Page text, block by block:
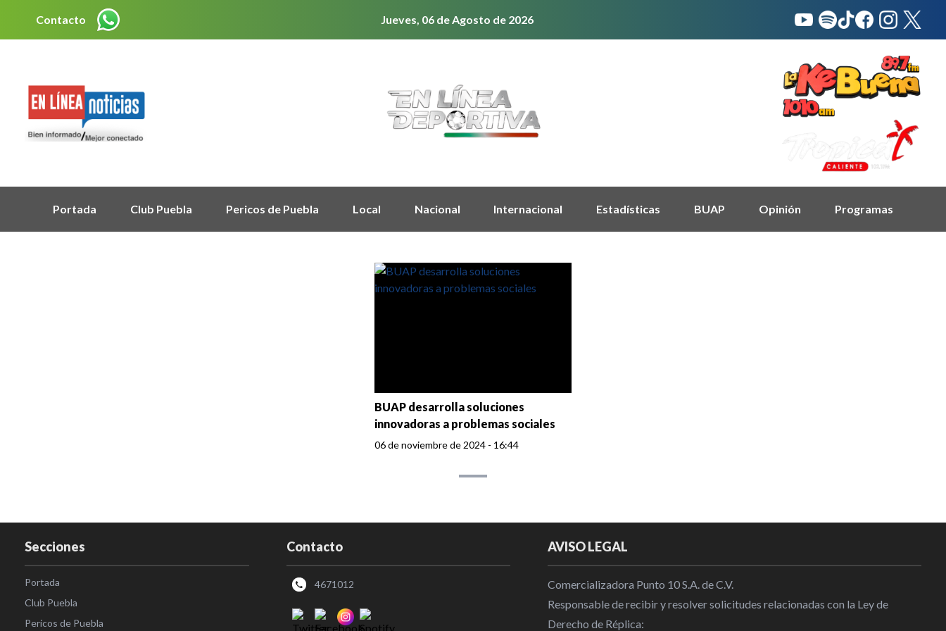
Contacto Jueves, 06 de Agosto de 2026
Portada Club Puebla Pericos de Puebla Local Nacional Internacional Estadísticas BUAP Opinión Programas
BUAP desarrolla soluciones
innovadoras a problemas sociales
06 de noviembre de 2024 - 16:44
Secciones
Portada
Club Puebla
Pericos de Puebla
Contacto
4671012
AVISO LEGAL
Comercializadora Punto 10 S.A. de C.V.
Responsable de recibir y resolver solicitudes relacionadas con la Ley de
Derecho de Réplica: